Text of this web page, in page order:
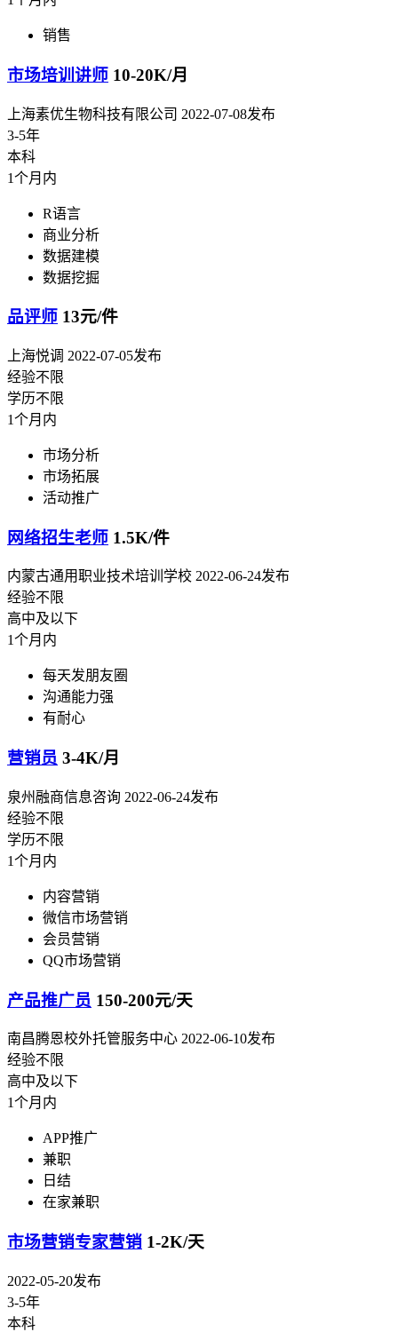
销售
市场培训讲师 10-20K/月
上海素优生物科技有限公司 2022-07-08发布
3-5年
本科
1个月内
R语言
商业分析
数据建模
数据挖掘
品评师 13元/件
上海悦调 2022-07-05发布
经验不限
学历不限
1个月内
市场分析
市场拓展
活动推广
网络招生老师 1.5K/件
内蒙古通用职业技术培训学校 2022-06-24发布
经验不限
高中及以下
1个月内
每天发朋友圈
沟通能力强
有耐心
营销员 3-4K/月
泉州融商信息咨询 2022-06-24发布
经验不限
学历不限
1个月内
内容营销
微信市场营销
会员营销
QQ市场营销
产品推广员 150-200元/天
南昌腾恩校外托管服务中心 2022-06-10发布
经验不限
高中及以下
1个月内
APP推广
兼职
日结
在家兼职
市场营销专家营销 1-2K/天
2022-05-20发布
3-5年
本科